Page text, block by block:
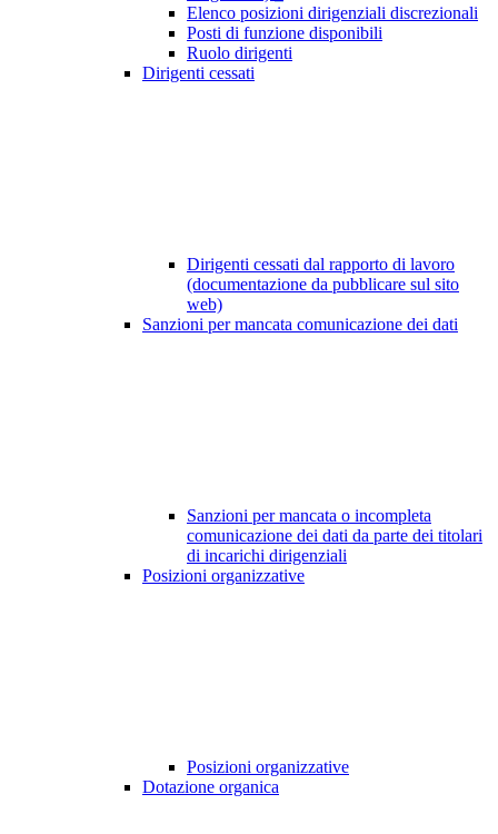
Elenco posizioni dirigenziali discrezionali
Posti di funzione disponibili
Ruolo dirigenti
Dirigenti cessati
Dirigenti cessati dal rapporto di lavoro
(documentazione da pubblicare sul sito
web)
Sanzioni per mancata comunicazione dei dati
Sanzioni per mancata o incompleta
comunicazione dei dati da parte dei titolari
di incarichi dirigenziali
Posizioni organizzative
Posizioni organizzative
Dotazione organica